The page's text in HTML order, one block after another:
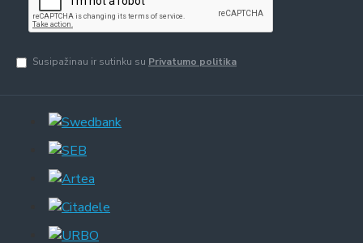
Susipažinau ir sutinku su Privatumo politika